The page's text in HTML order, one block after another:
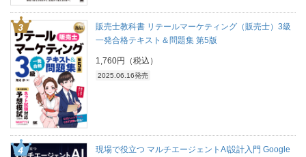
販売士教科書 リテールマーケティング（販売士）3級
一発合格テキスト＆問題集 第5版
1,760円（税込）
2025.06.16発売
現場で役立つ マルチエージェントAI設計入門 Google